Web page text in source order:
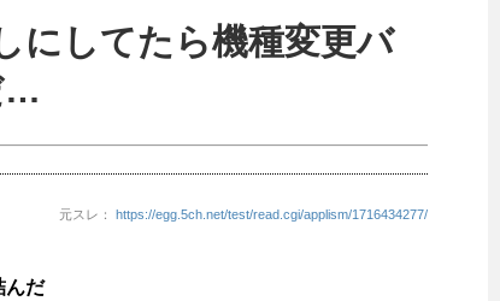
にしてたら機種変更バ
…
元スレ： https://egg.5ch.net/test/read.cgi/applism/1716434277/
んだ